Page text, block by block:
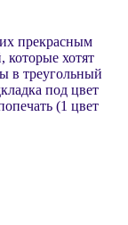
прекрасным
которые хотят
в треугольный
под цвет
(1 цвет